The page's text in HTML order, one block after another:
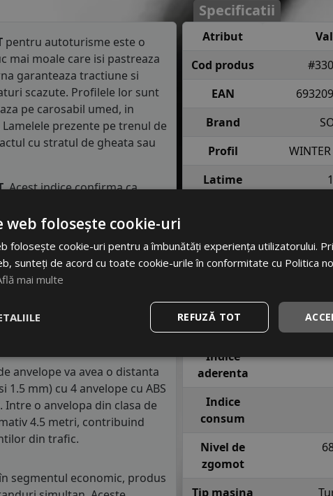
pentru autoturisme este o
mai moale care isi pastreaza
garanteaza tractiune si
scazute. Profilele lor sunt
pe carosabil umed, in
prezente pe trenul de
cu stratul de gheata sau
. Acest indice confirma ca
190 km/h in conditii de
semnifica faptul ca anvelopa
kg pe fiecare roata in conditii
de consum de carburant
clasa C, consumul de
km parcursi.
anvelope va avea o distanta
mm) cu 4 anvelope cu ABS
o anvelopa din clasa de
4.5 metri, contribuind
din trafic.
segmentul economic, produs
Specificatii
Atribut
Cod produs
EAN
Brand
Profil
Latime
Indice
75 = pana
Indice
T = pana
Indice
aderenta
Indice
consum
Nivel de
zgomot
Tip masina
web folosește cookie-uri
folosește cookie-uri pentru a îmbunătăți experiența utilizatorului.
sunteți de acord cu toate cookie-urile în conformitate cu Politica
mai multe
REFUZĂ TOT